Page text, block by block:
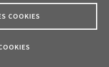
en option)
COOKIES